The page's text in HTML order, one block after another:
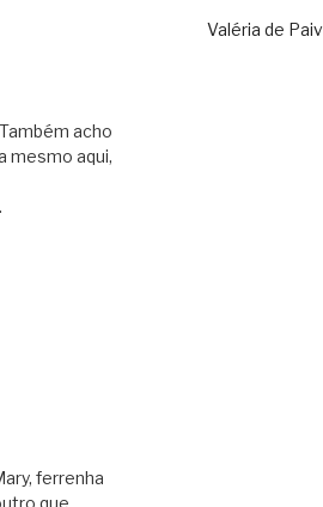
acho
mesmo aqui,
ferrenha
Valéria de